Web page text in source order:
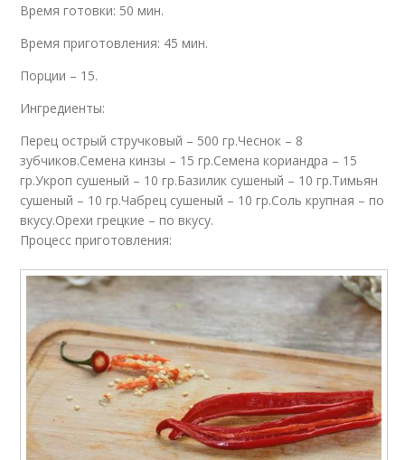
Время готовки: 50 мин.
Время приготовления: 45 мин.
Порции – 15.
Ингредиенты:
Перец острый стручковый – 500 гр.Чеснок – 8
зубчиков.Семена кинзы – 15 гр.Семена кориандра – 15
гр.Укроп сушеный – 10 гр.Базилик сушеный – 10 гр.Тимьян
сушеный – 10 гр.Чабрец сушеный – 10 гр.Соль крупная – по
вкусу.Орехи грецкие – по вкусу.
Процесс приготовления: